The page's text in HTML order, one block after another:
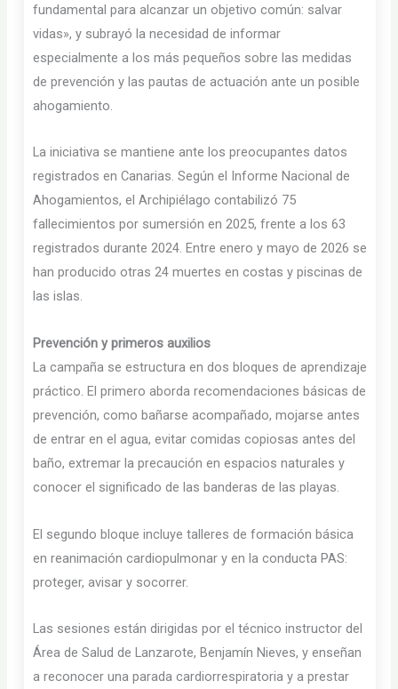
fundamental para alcanzar un objetivo común: salvar
vidas», y subrayó la necesidad de informar
especialmente a los más pequeños sobre las medidas
de prevención y las pautas de actuación ante un posible
ahogamiento.
La iniciativa se mantiene ante los preocupantes datos
registrados en Canarias. Según el Informe Nacional de
Ahogamientos, el Archipiélago contabilizó 75
fallecimientos por sumersión en 2025, frente a los 63
registrados durante 2024. Entre enero y mayo de 2026 se
han producido otras 24 muertes en costas y piscinas de
las islas.
Prevención y primeros auxilios
La campaña se estructura en dos bloques de aprendizaje
práctico. El primero aborda recomendaciones básicas de
prevención, como bañarse acompañado, mojarse antes
de entrar en el agua, evitar comidas copiosas antes del
baño, extremar la precaución en espacios naturales y
conocer el significado de las banderas de las playas.
El segundo bloque incluye talleres de formación básica
en reanimación cardiopulmonar y en la conducta PAS:
proteger, avisar y socorrer.
Las sesiones están dirigidas por el técnico instructor del
Área de Salud de Lanzarote, Benjamín Nieves, y enseñan
a reconocer una parada cardiorrespiratoria y a prestar